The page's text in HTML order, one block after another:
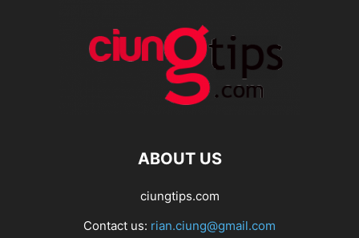
ABOUT US
ciungtips.com
Contact us: rian.ciung@gmail.com